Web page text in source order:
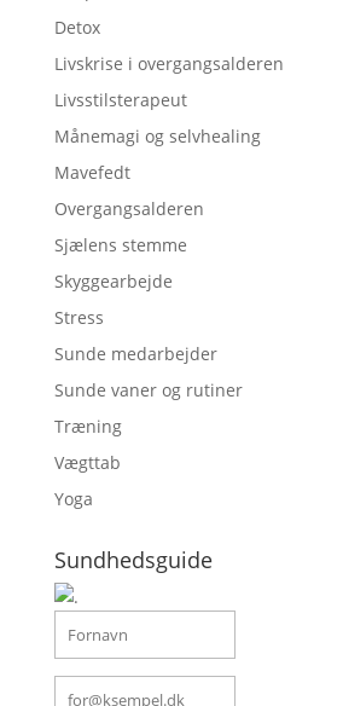
Detox
Livskrise i overgangsalderen
Livsstilsterapeut
Månemagi og selvhealing
Mavefedt
Overgangsalderen
Sjælens stemme
Skyggearbejde
Stress
Sunde medarbejder
Sunde vaner og rutiner
Træning
Vægttab
Yoga
Sundhedsguide